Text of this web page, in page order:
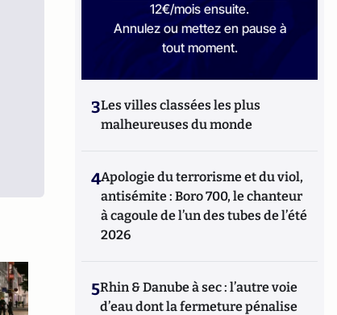
12€/mois ensuite.
Annulez ou mettez en pause à
tout moment.
3Les villes classées les plus
malheureuses du monde
4Apologie du terrorisme et du viol,
antisémite : Boro 700, le chanteur
à cagoule de l’un des tubes de l’été
2026
5Rhin & Danube à sec : l’autre voie
d’eau dont la fermeture pénalise